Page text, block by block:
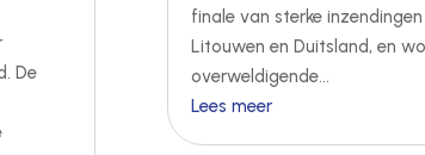
De
finale van sterke
Litouwen en Duitsland, en
overweldigende...
Lees meer